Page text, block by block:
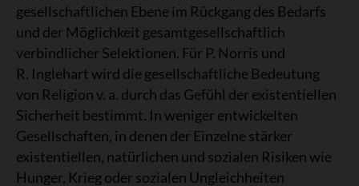
gesellschaftlichen Ebene im Rückgang des Bedarfs
und der Möglichkeit gesamtgesellschaftlich
verbindlicher Selektionen. Für P. Norris und
R. Inglehart wird die gesellschaftliche Bedeutung
von Religion v. a. durch das Gefühl der existentiellen
Sicherheit bestimmt. In weniger entwickelten
Gesellschaften, in denen der Einzelne stärker
existentiellen, natürlichen und sozialen Risiken wie
Hunger, Krieg oder sozialen Ungleichheiten